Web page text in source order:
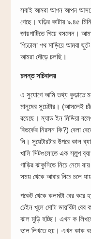
সবাই আমরা আপন আপন আসনে
গেছে। ঘড়ির কাটায় ৯.৪৫
জায়গাটিতে গিয়ে বসলেন।
পিচঢালা পথ মাড়িয়ে আমরা
আমরা দৌড়ে চলছি।
চলন্ত সচিবালয়
এ সুযোগে আমি তথ্য কুড়াতে
মানুষের সুয়েটার। (আসলেই
রযেছে। ম্যাড ইন মিডিয়া
বিতর্কের নিরসন কি?) বেলা
নি। সুয়েটারটার উপরে কাল
খালি সিটগুলোতে এক স্তুপ
গাড়ির ঝাকুনিতে নিচে নেমে
সময় থেকে আবার নিচে চলে
পকেট থেকে কলমটা বের করে
চেইন খুলে মোটা ডায়রিটা
ঝাল মুড়ি হচ্ছি। এখন ক
ভাল লিখতে হয়। এখন কাক